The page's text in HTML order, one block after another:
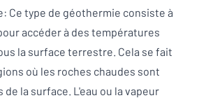
Ce type de géothermie consiste à
accéder à des températures
la surface terrestre. Cela se fait
où les roches chaudes sont
la surface. L'eau ou la vapeur